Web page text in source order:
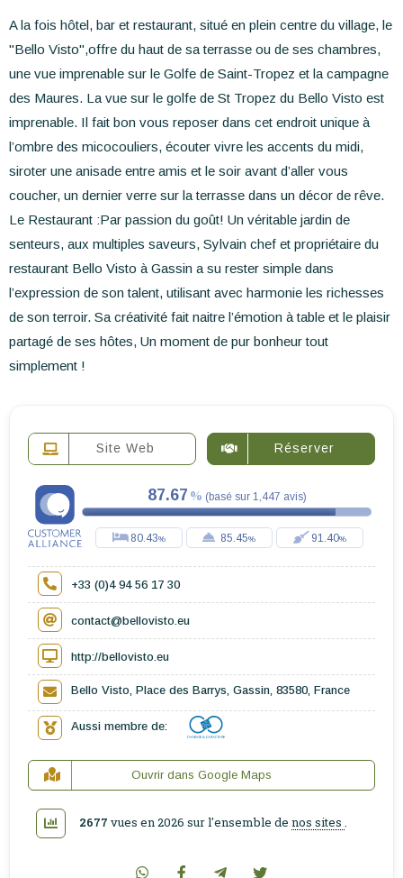
A la fois hôtel, bar et restaurant, situé en plein centre du village, le
"Bello Visto",offre du haut de sa terrasse ou de ses chambres,
une vue imprenable sur le Golfe de Saint-Tropez et la campagne
des Maures. La vue sur le golfe de St Tropez du Bello Visto est
imprenable. Il fait bon vous reposer dans cet endroit unique à
l’ombre des micocouliers, écouter vivre les accents du midi,
siroter une anisade entre amis et le soir avant d’aller vous
coucher, un dernier verre sur la terrasse dans un décor de rêve.
Le Restaurant :Par passion du goût! Un véritable jardin de
senteurs, aux multiples saveurs, Sylvain chef et propriétaire du
restaurant Bello Visto à Gassin a su rester simple dans
l’expression de son talent, utilisant avec harmonie les richesses
de son terroir. Sa créativité fait naitre l’émotion à table et le plaisir
partagé de ses hôtes, Un moment de pur bonheur tout
simplement !
Site Web Réserver
87.67 (basé sur 1,447 avis)
80.43 85.45 91.40
+33 (0)4 94 56 17 30
contact@bellovisto.eu
http://bellovisto.eu
Bello Visto, Place des Barrys, Gassin, 83580, France
Aussi membre de:
Ouvrir dans Google Maps
2677 vues en 2026 sur l'ensemble de nos sites